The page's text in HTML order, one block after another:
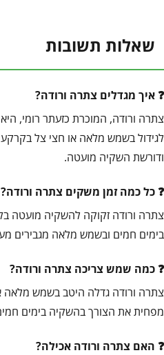
שאלות תשובות
איך מגדלים צתרה ורודה?
צתרה ורודה, המוכרת כזעתר רומי,
לגידול בשמש מלאה או חצי צל
ודורשת השקיה מועטה.
כל כמה זמן משקים צתרה ורודה?
צתרה ורודה זקוקה להשקיה מועטה
בימים חמים ובשמש מלאה מגבירים
כמה שמש צריכה צתרה ורודה?
צתרה ורודה גדלה היטב בשמש מלאה
מפחית את הצורך בהשקיה בימים
האם צתרה ורודה אכילה?